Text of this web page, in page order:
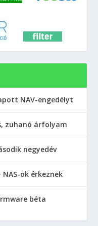
NAV-engedélyt
zuhanó árfolyam
negyedév
ok érkeznek
béta